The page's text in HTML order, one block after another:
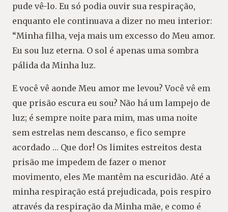
pude vê-lo. Eu só podia ouvir sua respiração,
enquanto ele continuava a dizer no meu interior:
“Minha filha, veja mais um excesso do Meu amor.
Eu sou luz eterna. O sol é apenas uma sombra
pálida da Minha luz.
E você vê aonde Meu amor me levou? Você vê em
que prisão escura eu sou? Não há um lampejo de
luz; é sempre noite para mim, mas uma noite
sem estrelas nem descanso, e fico sempre
acordado … Que dor! Os limites estreitos desta
prisão me impedem de fazer o menor
movimento, eles Me mantêm na escuridão. Até a
minha respiração está prejudicada, pois respiro
através da respiração da Minha mãe, e como é